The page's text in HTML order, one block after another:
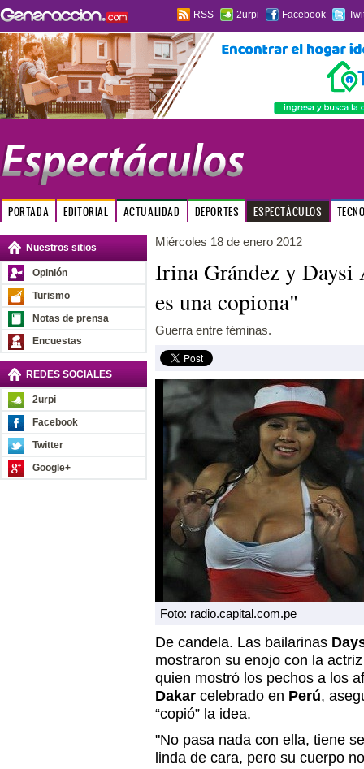
RSS 2urpi Facebook
PORTADA EDITORIAL ACTUALIDAD DEPORTES ESPECTÁCULOS
Nuestros sitios
Opinión
Turismo
Notas de prensa
Encuestas
REDES SOCIALES
2urpi
Facebook
Twitter
Google+
Miércoles 18 de enero 2012
Irina Grández y
es una copiona"
Guerra entre féminas.
Foto: radio.capital.com.pe
De candela. Las bailarinas
mostraron su enojo con la
quien mostró los pechos a los
Dakar celebrado en Perú,
“copió” la idea.
"No pasa nada con ella, tiene
linda de cara, pero su cuerpo